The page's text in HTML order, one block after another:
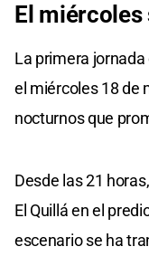
El
La primera
el miércoles 18 de
nocturnos que
Desde las 21
El Quillá en el
escenario se ha